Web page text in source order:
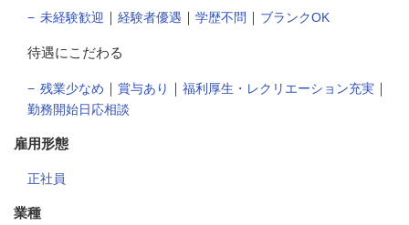
未経験歓迎 ｜ 経験者優遇 ｜ 学歴不問 ｜ ブランクOK
待遇にこだわる
残業少なめ ｜ 賞与あり ｜ 福利厚生・レクリエーション充実 ｜
勤務開始日応相談
雇用形態
正社員
業種